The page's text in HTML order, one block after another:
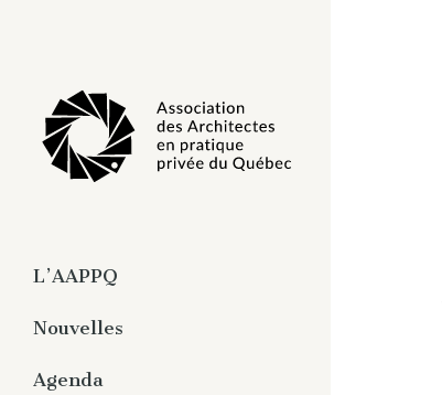
L’AAPPQ
À propos
Travaux
Nouvelles
Agenda